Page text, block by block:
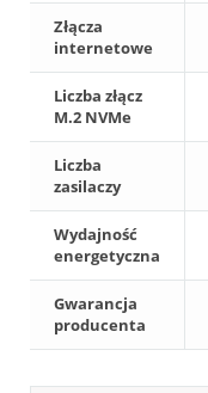
Złącza
internetowe
Liczba złącz
M.2 NVMe
Liczba
zasilaczy
Wydajność
energetyczna
Gwarancja
producenta